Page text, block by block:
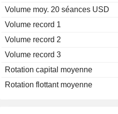
Volume moy. 20 séances USD
Volume record 1
Volume record 2
Volume record 3
Rotation capital moyenne
Rotation flottant moyenne